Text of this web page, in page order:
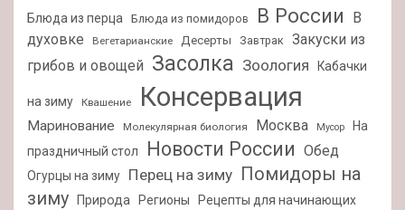
Блюда из перца Блюда из помидоров В России
В
духовке
Вегетарианские Десерты Завтрак
Закуски из
грибов и овощей Засолка Зоология Кабачки
на зиму Квашение Консервация
Маринование Молекулярная биология Москва Мусор
На
праздничный стол
Новости России Обед
Огурцы на зиму Перец на зиму Помидоры на
зиму
Природа Регионы Рецепты для начинающих